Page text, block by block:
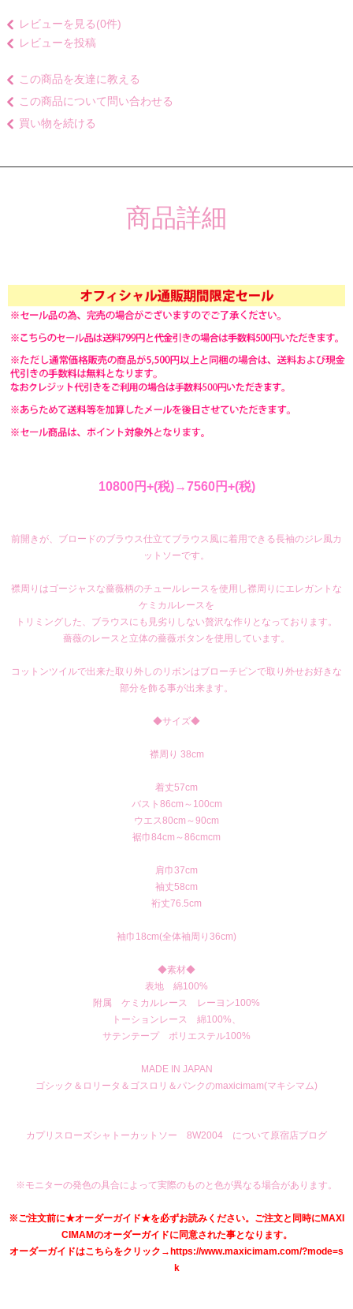
レビューを見る(0件)
レビューを投稿
この商品を友達に教える
この商品について問い合わせる
買い物を続ける
商品詳細
10800円+(税)→7560円+(税)
前開きが、ブロードのブラウス仕立てブラウス風に着用できる長袖のジレ風カ
ットソーです。
襟周りはゴージャスな薔薇柄のチュールレースを使用し襟周りにエレガントな
ケミカルレースを
トリミングした、ブラウスにも見劣りしない贅沢な作りとなっております。
薔薇のレースと立体の薔薇ボタンを使用しています。
コットンツイルで出来た取り外しのリボンはブローチピンで取り外せお好きな
部分を飾る事が出来ます。
◆サイズ◆
襟周り 38cm
着丈57cm
バスト86cm～100cm
ウエス80cm～90cm
裾巾84cm～86cmcm
肩巾37cm
袖丈58cm
裄丈76.5cm
袖巾18cm(全体袖周り36cm)
◆素材◆
表地 綿100%
附属 ケミカルレース レーヨン100%
トーションレース 綿100%、
サテンテープ ポリエステル100%
MADE IN JAPAN
ゴシック＆ロリータ＆ゴスロリ＆パンクのmaxicimam(マキシマム)
カプリスローズシャトーカットソー 8W2004 について原宿店ブログ
※モニターの発色の具合によって実際のものと色が異なる場合があります。
※ご注文前に★オーダーガイド★を必ずお読みください。ご注文と同時にMAXI
CIMAMのオーダーガイドに同意された事となります。
オーダーガイドはこちらをクリック→https://www.maxicimam.com/?mode=s
k